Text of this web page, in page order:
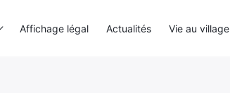
Affichage légal Actualités Vie au village